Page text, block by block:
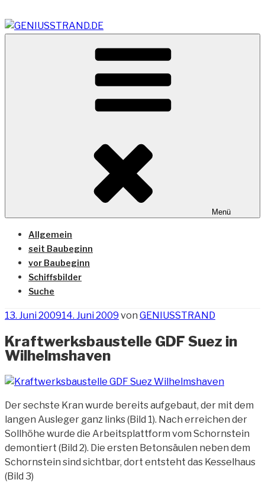
Inhalt
springen
GENIUSSTRAND.DE
Vom Geniusstrand zum JadeWeserPort/Container
Terminal Wilhelmshaven
Menü
Allgemein
seit Baubeginn
vor Baubeginn
Schiffsbilder
Suche
Veröffentlicht
13. Juni 200914. Juni 2009 von GENIUSSTRAND
Kraftwerksbaustelle GDF Suez in
Wilhelmshaven
Der sechste Kran wurde bereits aufgebaut, der mit dem
langen Ausleger ganz links (Bild 1). Nach erreichen der
Sollhöhe wurde die Arbeitsplattform vom Schornstein
demontiert (Bild 2). Die ersten Betonsäulen neben dem
Schornstein sind sichtbar, dort entsteht das Kesselhaus
(Bild 3)